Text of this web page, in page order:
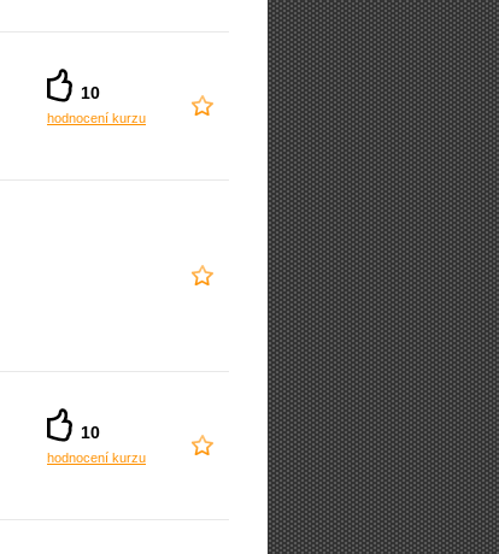
10
hodnocení kurzu
10
hodnocení kurzu